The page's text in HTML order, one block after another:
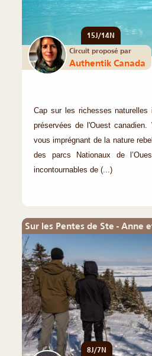
15J/14N
Circuit proposé par
Authentik Canada
Cap sur les richesses naturelles
préservées de l'Ouest
vous imprégnant de la nature
des parcs Nationaux de
incontournables de (...)
8J/7N